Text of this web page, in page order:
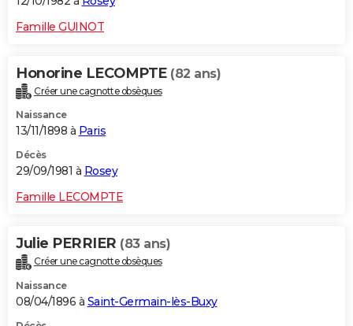
Famille GUINOT
Honorine LECOMPTE (82 ans)
Créer une cagnotte obsèques
Naissance
13/11/1898 à Paris
Décès
29/09/1981 à Rosey
Famille LECOMPTE
Julie PERRIER (83 ans)
Créer une cagnotte obsèques
Naissance
08/04/1896 à Saint-Germain-lès-Buxy